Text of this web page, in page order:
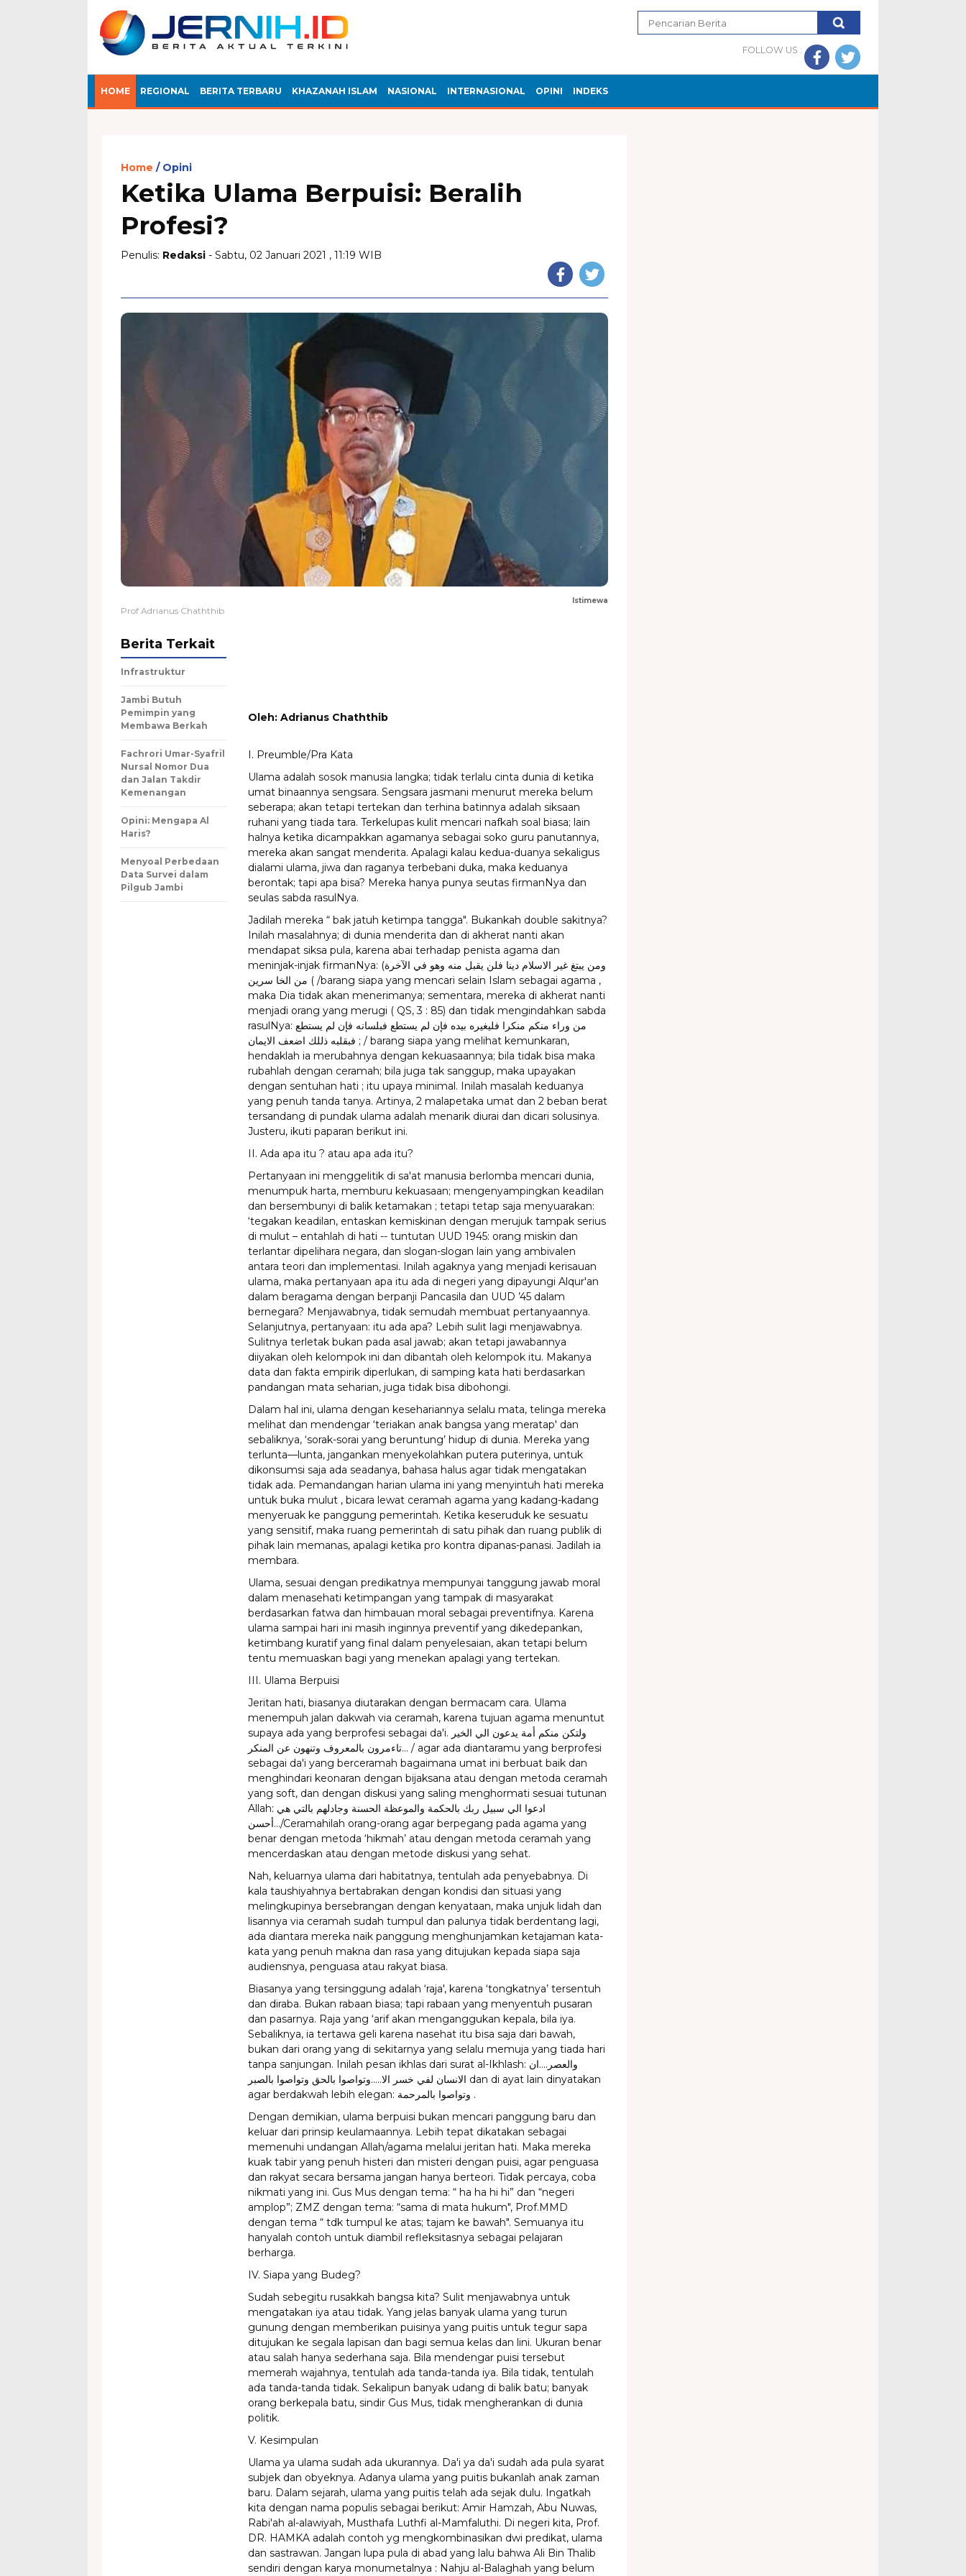
FOLLOW US :
HOME REGIONAL BERITA TERBARU KHAZANAH ISLAM NASIONAL INTERNASIONAL OPINI INDEKS
Home Opini
Ketika Ulama Berpuisi: Beralih
Profesi?
Penulis: Redaksi - Sabtu, 02 Januari 2021 , 11:19 WIB
Istimewa
Prof Adrianus Chaththib
Berita Terkait
Infrastruktur
Jambi Butuh
Pemimpin yang
Membawa Berkah
Fachrori Umar-Syafril
Nursal Nomor Dua
dan Jalan Takdir
Kemenangan
Opini: Mengapa Al
Haris?
Menyoal Perbedaan
Data Survei dalam
Pilgub Jambi
Oleh: Adrianus Chaththib
I. Preumble/Pra Kata
Ulama adalah sosok manusia langka; tidak terlalu cinta dunia di ketika
umat binaannya sengsara. Sengsara jasmani menurut mereka belum
seberapa; akan tetapi tertekan dan terhina batinnya adalah siksaan
ruhani yang tiada tara. Terkelupas kulit mencari nafkah soal biasa; lain
halnya ketika dicampakkan agamanya sebagai soko guru panutannya,
mereka akan sangat menderita. Apalagi kalau kedua-duanya sekaligus
dialami ulama, jiwa dan raganya terbebani duka, maka keduanya
berontak; tapi apa bisa? Mereka hanya punya seutas firmanNya dan
seulas sabda rasulNya.
Jadilah mereka “ bak jatuh ketimpa tangga". Bukankah double sakitnya?
Inilah masalahnya; di dunia menderita dan di akherat nanti akan
mendapat siksa pula, karena abai terhadap penista agama dan
meninjak-injak firmanNya: (ومن يبتغ غير الاسلام دينا فلن يقبل منه وهو في الآخرة
من الخا سرين ( /barang siapa yang mencari selain Islam sebagai agama ,
maka Dia tidak akan menerimanya; sementara, mereka di akherat nanti
menjadi orang yang merugi ( QS, 3 : 85) dan tidak mengindahkan sabda
rasulNya: من وراء منكم منكرا فليغيره بيده فإن لم يستطع فبلسانه فإن لم يستطع
فبقلبه ذللك اضعف الايمان ; / barang siapa yang melihat kemunkaran,
hendaklah ia merubahnya dengan kekuasaannya; bila tidak bisa maka
rubahlah dengan ceramah; bila juga tak sanggup, maka upayakan
dengan sentuhan hati ; itu upaya minimal. Inilah masalah keduanya
yang penuh tanda tanya. Artinya, 2 malapetaka umat dan 2 beban berat
tersandang di pundak ulama adalah menarik diurai dan dicari solusinya.
Justeru, ikuti paparan berikut ini.
II. Ada apa itu ? atau apa ada itu?
Pertanyaan ini menggelitik di sa'at manusia berlomba mencari dunia,
menumpuk harta, memburu kekuasaan; mengenyampingkan keadilan
dan bersembunyi di balik ketamakan ; tetapi tetap saja menyuarakan:
‘tegakan keadilan, entaskan kemiskinan dengan merujuk tampak serius
di mulut – entahlah di hati -- tuntutan UUD 1945: orang miskin dan
terlantar dipelihara negara, dan slogan-slogan lain yang ambivalen
antara teori dan implementasi. Inilah agaknya yang menjadi kerisauan
ulama, maka pertanyaan apa itu ada di negeri yang dipayungi Alqur'an
dalam beragama dengan berpanji Pancasila dan UUD ’45 dalam
bernegara? Menjawabnya, tidak semudah membuat pertanyaannya.
Selanjutnya, pertanyaan: itu ada apa? Lebih sulit lagi menjawabnya.
Sulitnya terletak bukan pada asal jawab; akan tetapi jawabannya
diiyakan oleh kelompok ini dan dibantah oleh kelompok itu. Makanya
data dan fakta empirik diperlukan, di samping kata hati berdasarkan
pandangan mata seharian, juga tidak bisa dibohongi.
Dalam hal ini, ulama dengan kesehariannya selalu mata, telinga mereka
melihat dan mendengar ‘teriakan anak bangsa yang meratap' dan
sebaliknya, ‘sorak-sorai yang beruntung’ hidup di dunia. Mereka yang
terlunta—lunta, jangankan menyekolahkan putera puterinya, untuk
dikonsumsi saja ada seadanya, bahasa halus agar tidak mengatakan
tidak ada. Pemandangan harian ulama ini yang menyintuh hati mereka
untuk buka mulut , bicara lewat ceramah agama yang kadang-kadang
menyeruak ke panggung pemerintah. Ketika keseruduk ke sesuatu
yang sensitif, maka ruang pemerintah di satu pihak dan ruang publik di
pihak lain memanas, apalagi ketika pro kontra dipanas-panasi. Jadilah ia
membara.
Ulama, sesuai dengan predikatnya mempunyai tanggung jawab moral
dalam menasehati ketimpangan yang tampak di masyarakat
berdasarkan fatwa dan himbauan moral sebagai preventifnya. Karena
ulama sampai hari ini masih inginnya preventif yang dikedepankan,
ketimbang kuratif yang final dalam penyelesaian, akan tetapi belum
tentu memuaskan bagi yang menekan apalagi yang tertekan.
III. Ulama Berpuisi
Jeritan hati, biasanya diutarakan dengan bermacam cara. Ulama
menempuh jalan dakwah via ceramah, karena tujuan agama menuntut
supaya ada yang berprofesi sebagai da'i. ولتكن منكم أمة يدعون الي الخير
تاءمرون بالمعروف وتنهون عن المنكر... / agar ada diantaramu yang berprofesi
sebagai da'i yang berceramah bagaimana umat ini berbuat baik dan
menghindari keonaran dengan bijaksana atau dengan metoda ceramah
yang soft, dan dengan diskusi yang saling menghormati sesuai tutunan
Allah: ادعوا الي سبيل ربك بالحكمة والموعظة الحسنة وجادلهم بالتي هي
أحسن.../Ceramahilah orang-orang agar berpegang pada agama yang
benar dengan metoda ‘hikmah’ atau dengan metoda ceramah yang
mencerdaskan atau dengan metode diskusi yang sehat.
Nah, keluarnya ulama dari habitatnya, tentulah ada penyebabnya. Di
kala taushiyahnya bertabrakan dengan kondisi dan situasi yang
melingkupinya bersebrangan dengan kenyataan, maka unjuk lidah dan
lisannya via ceramah sudah tumpul dan palunya tidak berdentang lagi,
ada diantara mereka naik panggung menghunjamkan ketajaman kata-
kata yang penuh makna dan rasa yang ditujukan kepada siapa saja
audiensnya, penguasa atau rakyat biasa.
Biasanya yang tersinggung adalah ‘raja', karena ‘tongkatnya’ tersentuh
dan diraba. Bukan rabaan biasa; tapi rabaan yang menyentuh pusaran
dan pasarnya. Raja yang ‘arif akan menganggukan kepala, bila iya.
Sebaliknya, ia tertawa geli karena nasehat itu bisa saja dari bawah,
bukan dari orang yang di sekitarnya yang selalu memuja yang tiada hari
tanpa sanjungan. Inilah pesan ikhlas dari surat al-Ikhlash: والعصر....ان
الانسان لفي خسر الا.....وتواصوا بالحق وتواصوا بالصبر dan di ayat lain dinyatakan
agar berdakwah lebih elegan: وتواصوا بالمرحمة .
Dengan demikian, ulama berpuisi bukan mencari panggung baru dan
keluar dari prinsip keulamaannya. Lebih tepat dikatakan sebagai
memenuhi undangan Allah/agama melalui jeritan hati. Maka mereka
kuak tabir yang penuh histeri dan misteri dengan puisi, agar penguasa
dan rakyat secara bersama jangan hanya berteori. Tidak percaya, coba
nikmati yang ini. Gus Mus dengan tema: “ ha ha hi hi” dan “negeri
amplop”; ZMZ dengan tema: “sama di mata hukum", Prof.MMD
dengan tema “ tdk tumpul ke atas; tajam ke bawah". Semuanya itu
hanyalah contoh untuk diambil refleksitasnya sebagai pelajaran
berharga.
IV. Siapa yang Budeg?
Sudah sebegitu rusakkah bangsa kita? Sulit menjawabnya untuk
mengatakan iya atau tidak. Yang jelas banyak ulama yang turun
gunung dengan memberikan puisinya yang puitis untuk tegur sapa
ditujukan ke segala lapisan dan bagi semua kelas dan lini. Ukuran benar
atau salah hanya sederhana saja. Bila mendengar puisi tersebut
memerah wajahnya, tentulah ada tanda-tanda iya. Bila tidak, tentulah
ada tanda-tanda tidak. Sekalipun banyak udang di balik batu; banyak
orang berkepala batu, sindir Gus Mus, tidak mengherankan di dunia
politik.
V. Kesimpulan
Ulama ya ulama sudah ada ukurannya. Da'i ya da'i sudah ada pula syarat
subjek dan obyeknya. Adanya ulama yang puitis bukanlah anak zaman
baru. Dalam sejarah, ulama yang puitis telah ada sejak dulu. Ingatkah
kita dengan nama populis sebagai berikut: Amir Hamzah, Abu Nuwas,
Rabi'ah al-alawiyah, Musthafa Luthfi al-Mamfaluthi. Di negeri kita, Prof.
DR. HAMKA adalah contoh yg mengkombinasikan dwi predikat, ulama
dan sastrawan. Jangan lupa pula di abad yang lalu bahwa Ali Bin Thalib
sendiri dengan karya monumetalnya : Nahju al-Balaghah yang belum